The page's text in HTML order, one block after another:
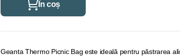
În coș
Geanta Thermo Picnic Bag este ideală pentru păstrarea